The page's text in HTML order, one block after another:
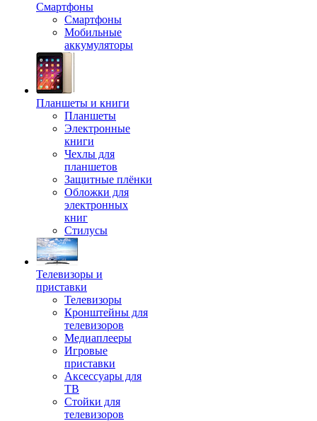
Смартфоны
Смартфоны
Мобильные
аккумуляторы
Планшеты и книги
Планшеты
Электронные
книги
Чехлы для
планшетов
Защитные плёнки
Обложки для
электронных
книг
Стилусы
Телевизоры и
приставки
Телевизоры
Кронштейны для
телевизоров
Медиаплееры
Игровые
приставки
Аксессуары для
ТВ
Стойки для
телевизоров